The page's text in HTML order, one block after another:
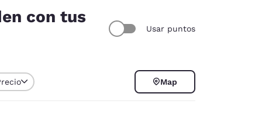
con tus
Usar puntos
Map